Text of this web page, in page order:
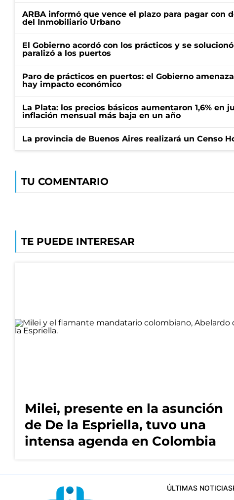
ARBA informó que vence el plazo para pagar con
del Inmobiliario Urbano
El Gobierno acordó con los prácticos y se
paralizó a los puertos
Paro de prácticos en puertos: el Gobierno
hay impacto económico
La Plata: los precios básicos aumentaron 1,6% en
inflación mensual más baja en un año
La provincia de Buenos Aires realizará un Censo
TU COMENTARIO
TE PUEDE INTERESAR
Milei, presente en la asunción
de De la Espriella, tuvo una
intensa agenda en Colombia
ÚLTIMAS NOTICIAS